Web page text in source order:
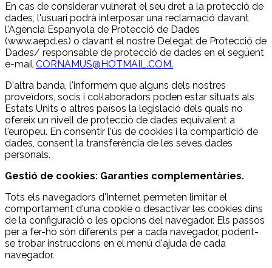
En cas de considerar vulnerat el seu dret a la protecció de
dades, l'usuari podrà interposar una reclamació davant
l'Agència Espanyola de Protecció de Dades
(www.aepd.es) o davant el nostre Delegat de Protecció de
Dades/ responsable de protecció de dades en el següent
e-mail CORNAMUS@HOTMAIL.COM.
D'altra banda, l'informem que alguns dels nostres
proveïdors, socis i col·laboradors poden estar situats als
Estats Units o altres països la legislació dels quals no
ofereix un nivell de protecció de dades equivalent a
l'europeu. En consentir l'ús de cookies i la compartició de
dades, consent la transferència de les seves dades
personals.
Gestió de cookies: Garanties complementàries.
Tots els navegadors d'Internet permeten limitar el
comportament d'una cookie o desactivar les cookies dins
de la configuració o les opcions del navegador. Els passos
per a fer-ho són diferents per a cada navegador, podent-
se trobar instruccions en el menú d'ajuda de cada
navegador.